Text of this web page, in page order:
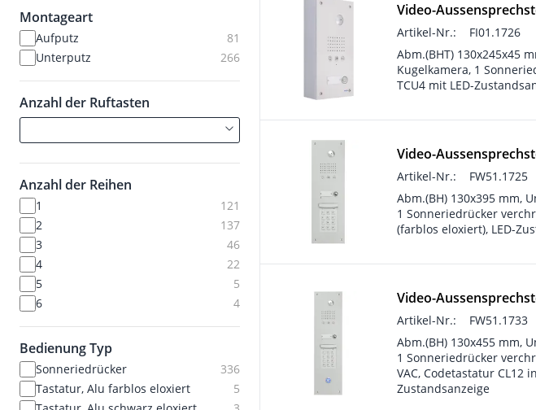
Montageart
Aufputz
81
Unterputz
266
Anzahl der Ruftasten
Anzahl der Reihen
1
121
2
137
3
46
4
22
5
5
6
4
Bedienung Typ
Sonneriedrücker
336
Tastatur, Alu farblos eloxiert
5
Video-
Artikel-Nr.:
FI01.1726
Abm.(BHT) 130x245x45
Kugelkamera, 1
TCU4 mit LED-
Video-
Artikel-Nr.:
FW51.1725
Abm.(BH) 130x395 mm,
1 Sonneriedrücker
(farblos eloxiert), LED-
Video-
Artikel-Nr.:
FW51.1733
Abm.(BH) 130x455 mm,
1 Sonneriedrücker
VAC, Codetastatur CL12
Zustandsanzeige